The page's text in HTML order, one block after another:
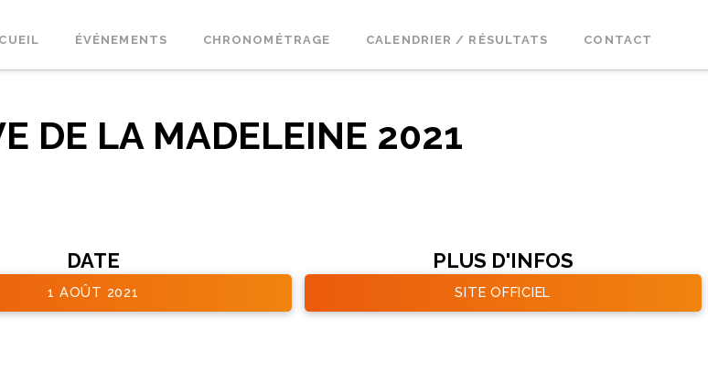
ÉVÉNEMENTS CHRONOMÉTRAGE CALENDRIER / RÉSULTATS CONTACT
DE LA MADELEINE 2021
DATE
1 AOÛT 2021
PLUS D'INFOS
SITE OFFICIEL